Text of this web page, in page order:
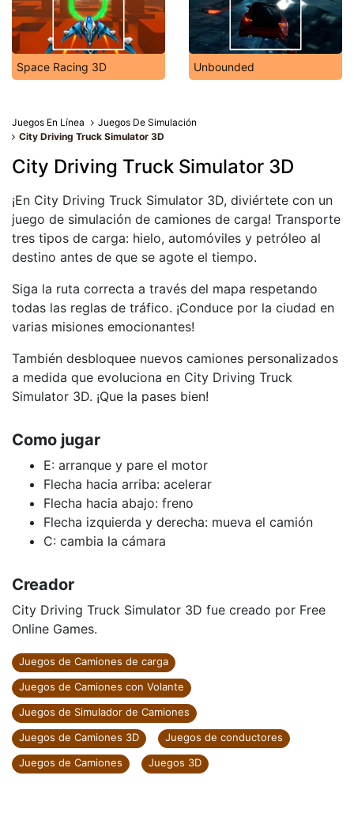
Space Racing 3D Unbounded
Juegos En Línea
Juegos De Simulación
City Driving Truck Simulator 3D
City Driving Truck Simulator 3D
¡En City Driving Truck Simulator 3D, diviértete con un
juego de simulación de camiones de carga! Transporte
tres tipos de carga: hielo, automóviles y petróleo al
destino antes de que se agote el tiempo.
Siga la ruta correcta a través del mapa respetando
todas las reglas de tráfico. ¡Conduce por la ciudad en
varias misiones emocionantes!
También desbloquee nuevos camiones personalizados
a medida que evoluciona en City Driving Truck
Simulator 3D. ¡Que la pases bien!
Como jugar
E: arranque y pare el motor
Flecha hacia arriba: acelerar
Flecha hacia abajo: freno
Flecha izquierda y derecha: mueva el camión
C: cambia la cámara
Creador
City Driving Truck Simulator 3D fue creado por Free
Online Games.
Juegos de Camiones de carga
Juegos de Camiones con Volante
Juegos de Simulador de Camiones
Juegos de Camiones 3D
Juegos de conductores
Juegos de Camiones
Juegos 3D